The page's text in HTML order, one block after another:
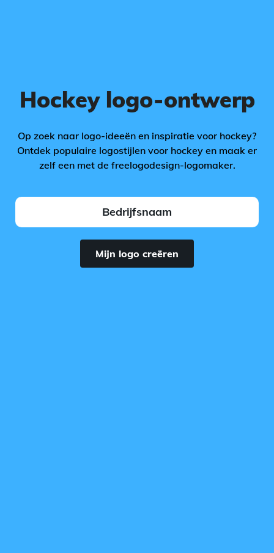
Hockey logo-ontwerp
Op zoek naar logo-ideeën en inspiratie voor hockey?
Ontdek populaire logostijlen voor hockey en maak er
zelf een met de freelogodesign-logomaker.
Mijn logo creëren